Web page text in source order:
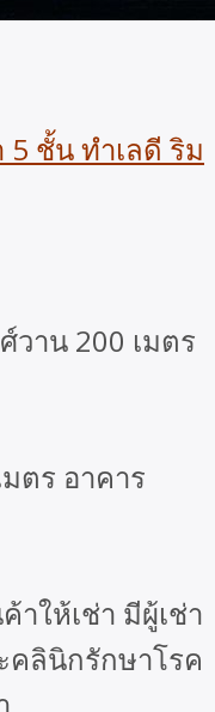
ชั้น ทำเลดี ริม
วาน 200 เมตร
ตร อาคาร
าให้เช่า มีผู้เช่า
ลินิกรักษาโรค